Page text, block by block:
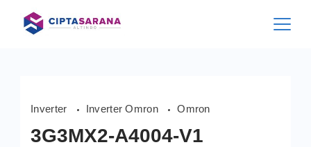
content
Inverter Inverter Omron Omron
3G3MX2-A4004-V1